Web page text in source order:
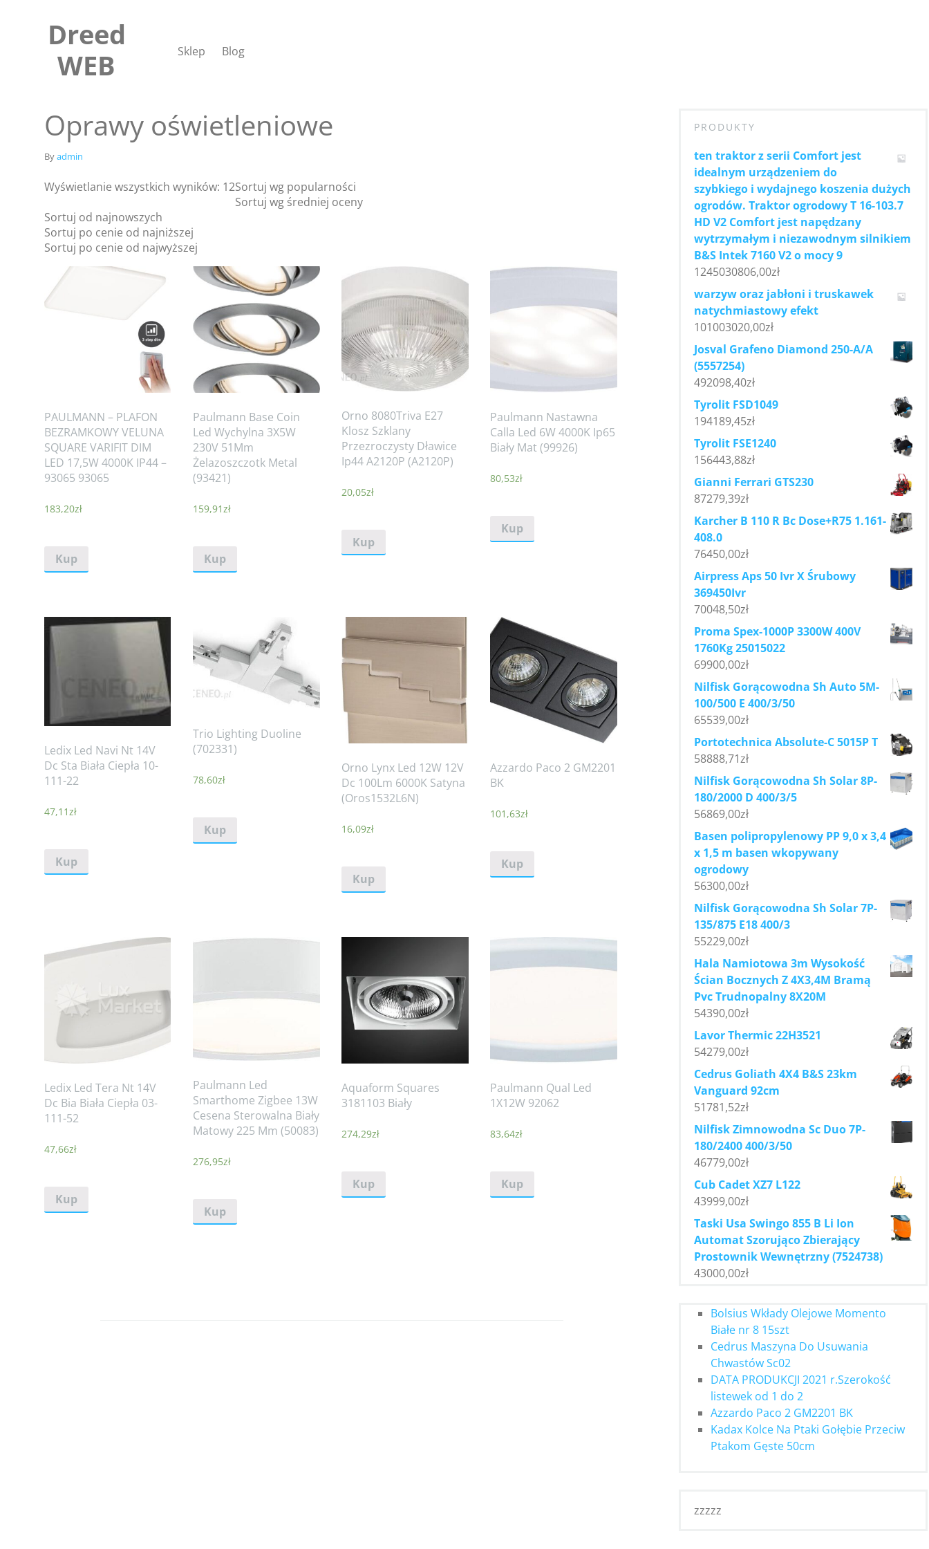
Dreed
WEB
Sklep Blog
Oprawy oświetleniowe
Byadmin
Wyświetlanie wszystkich wyników: 12Sortuj wg popularności
Sortuj wg średniej oceny
Sortuj od najnowszych
Sortuj po cenie od najniższej
Sortuj po cenie od najwyższej
PAULMANN – PLAFON
BEZRAMKOWY VELUNA
SQUARE VARIFIT DIM
LED 17,5W 4000K IP44 –
93065 93065
183,20zł
Kup
Paulmann Base Coin
Led Wychylna 3X5W
230V 51Mm
Żelazoszczotk Metal
(93421)
159,91zł
Kup
Orno 8080Triva E27
Klosz Szklany
Przezroczysty Dławice
Ip44 A2120P (A2120P)
20,05zł
Kup
Paulmann Nastawna
Calla Led 6W 4000K Ip65
Biały Mat (99926)
80,53zł
Kup
Ledix Led Navi Nt 14V
Dc Sta Biała Ciepła 10-
111-22
47,11zł
Kup
Trio Lighting Duoline
(702331)
78,60zł
Kup
Orno Lynx Led 12W 12V
Dc 100Lm 6000K Satyna
(Oros1532L6N)
16,09zł
Kup
Azzardo Paco 2 GM2201
BK
101,63zł
Kup
Ledix Led Tera Nt 14V
Dc Bia Biała Ciepła 03-
111-52
47,66zł
Kup
Paulmann Led
Smarthome Zigbee 13W
Cesena Sterowalna Biały
Matowy 225 Mm (50083)
276,95zł
Kup
Aquaform Squares
3181103 Biały
274,29zł
Kup
Paulmann Qual Led
1X12W 92062
83,64zł
Kup
PRODUKTY
ten traktor z serii Comfort jest
idealnym urządzeniem do
szybkiego i wydajnego koszenia dużych
ogrodów. Traktor ogrodowy T 16-103.7
HD V2 Comfort jest napędzany
wytrzymałym i niezawodnym silnikiem
B&S Intek 7160 V2 o mocy 9
1245030806,00zł
warzyw oraz jabłoni i truskawek
natychmiastowy efekt
101003020,00zł
Josval Grafeno Diamond 250-A/A
(5557254)
492098,40zł
Tyrolit FSD1049
194189,45zł
Tyrolit FSE1240
156443,88zł
Gianni Ferrari GTS230
87279,39zł
Karcher B 110 R Bc Dose+R75 1.161-
408.0
76450,00zł
Airpress Aps 50 Ivr X Śrubowy
369450Ivr
70048,50zł
Proma Spex-1000P 3300W 400V
1760Kg 25015022
69900,00zł
Nilfisk Gorącowodna Sh Auto 5M-
100/500 E 400/3/50
65539,00zł
Portotechnica Absolute-C 5015P T
58888,71zł
Nilfisk Gorącowodna Sh Solar 8P-
180/2000 D 400/3/5
56869,00zł
Basen polipropylenowy PP 9,0 x 3,4
x 1,5 m basen wkopywany
ogrodowy
56300,00zł
Nilfisk Gorącowodna Sh Solar 7P-
135/875 E18 400/3
55229,00zł
Hala Namiotowa 3m Wysokość
Ścian Bocznych Z 4X3,4M Bramą
Pvc Trudnopalny 8X20M
54390,00zł
Lavor Thermic 22H3521
54279,00zł
Cedrus Goliath 4X4 B&S 23km
Vanguard 92cm
51781,52zł
Nilfisk Zimnowodna Sc Duo 7P-
180/2400 400/3/50
46779,00zł
Cub Cadet XZ7 L122
43999,00zł
Taski Usa Swingo 855 B Li Ion
Automat Szorująco Zbierający
Prostownik Wewnętrzny (7524738)
43000,00zł
Bolsius Wkłady Olejowe Momento
Białe nr 8 15szt
Cedrus Maszyna Do Usuwania
Chwastów Sc02
DATA PRODUKCJI 2021 r.Szerokość
listewek od 1 do 2
Azzardo Paco 2 GM2201 BK
Kadax Kolce Na Ptaki Gołębie Przeciw
Ptakom Gęste 50cm
zzzzz